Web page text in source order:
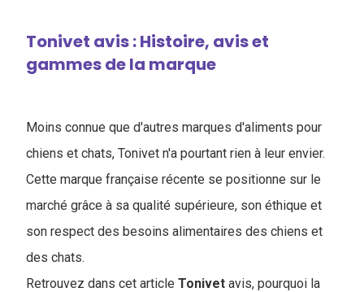
Tonivet avis : Histoire, avis et
gammes de la marque
Moins connue que d'autres marques d'aliments pour
chiens et chats, Tonivet n'a pourtant rien à leur envier.
Cette marque française récente se positionne sur le
marché grâce à sa qualité supérieure, son éthique et
son respect des besoins alimentaires des chiens et
des chats.
Retrouvez dans cet article Tonivet avis, pourquoi la